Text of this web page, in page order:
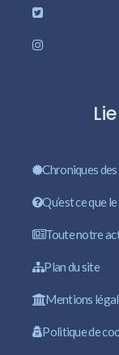
Chroniques
Qu’est ce que le
Toute notre
Plan du site
Mentions
Politique de